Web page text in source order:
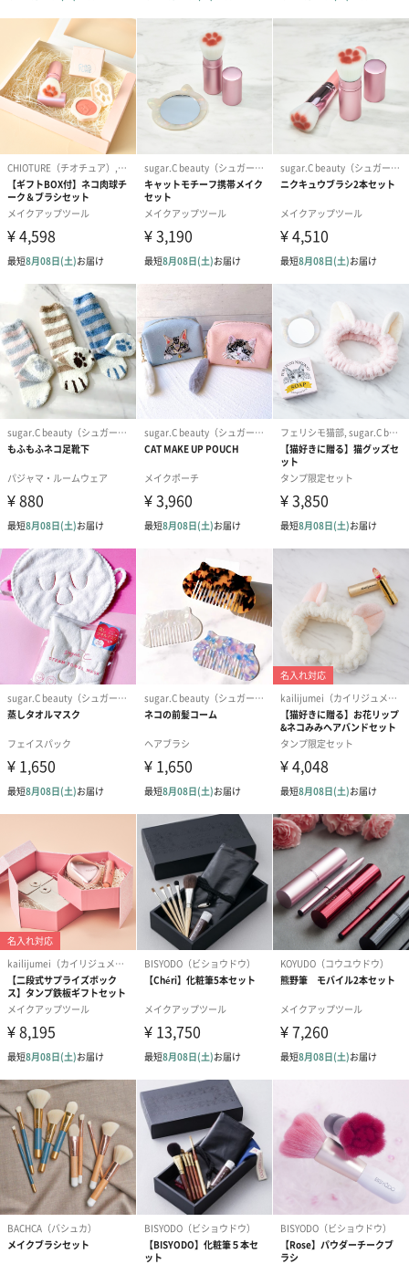
に使用。
②パウダーブラシ（シェーディングブラシ）
フェイスラインに沿ってシェーディングを入れる際に使用。斜め
にカットされた部分をフェイスラインに沿わせると綺麗に陰影が
作れます。
③アイシャドウブラシ1（大）
アイホールにふわっとのせるのに便利なブラシ。ブラシを左右に
ワイパーの様に動かしながら塗ると綺麗なグラデーションが作れ
ます。
④アイシャドウブラシ2（小）
目のキワなど細かな部分に。目頭から目尻に向けて、ブラシをワ
イパーの様に細かく動かしながら塗ると綺麗なグラデーションが
作れます。
⑤アイブロウブラシ1
眉のラインを描くのに便利なブラシ。眉尻から眉頭に向かってぼ
かしていくと、ナチュラルな眉に仕上がります。
パウダーだけで描くのが難しい方は、まずアイブロウペンシルで
眉のガイドラインを描いてから、こちらのブラシでぼかしていく
と仕上がりが綺麗です。
⑥アイブロウブラシ2（ぼかしブラシ）
眉をふんわりぼかすのに便利なブラシです。アイブロウブラシ1で
眉の形が完成したら、最後にこちらのブラシで眉全体をぼかす
と、さらにナチュラルで綺麗な眉に仕上がります。特に眉頭をし
っかりとぼかすようにしましょう。
⑦ノーズシャドウブラシ
丸みを帯びたカッティングのブラシが顔の凹凸にフィット。ノー
ズシャドウを入れて顔の陰影を強調し、立体的な仕上がりにしま
す。またハイライトブラシとして使用するのもおすすめです。
ぱっちり目と今っぽい美眉の作り方
お手入れ方法
毛の部分の汚れが気になる場合はぬるま湯で洗い、水気を切り毛
先を整えてから自然乾燥してください。ブラシ軸の部分の汚れは
布等で拭き取るようにしてください。
可愛いアイテムでもっとメイク時間を楽しんでもらいたいという
願いからヘアメイクアーティスト新見千晶とMaison de selaviとコ
ラボして生まれたブランドです。
女性の毎日は色々あるけれど、可愛いメイクアイテムや美容グッ
ズがあれば、それだけで少し元気がでて今日も1日頑張ろうという
気持ちになれるはず。私たちは、そんな毎日をひたむきに頑張る